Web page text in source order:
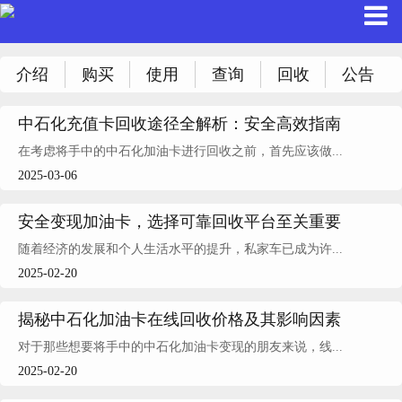
介绍 购买 使用 查询 回收 公告
中石化充值卡回收途径全解析：安全高效指南
在考虑将手中的中石化加油卡进行回收之前，首先应该做...
2025-03-06
安全变现加油卡，选择可靠回收平台至关重要
随着经济的发展和个人生活水平的提升，私家车已成为许...
2025-02-20
揭秘中石化加油卡在线回收价格及其影响因素
对于那些想要将手中的中石化加油卡变现的朋友来说，线...
2025-02-20